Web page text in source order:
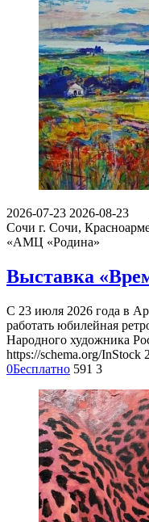
2026-07-23 2026-08-23
Сочи г. Сочи,
«АМЦ «Родина»
Выставка
С 23 июля 2026 года в
работать юбилейная
Народного художника
https://schema.org/InStock
0Бесплатно 591 3